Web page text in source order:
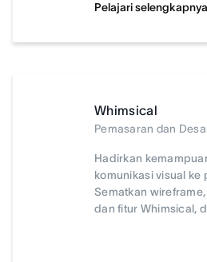
Pelajari selengkapnya
Whimsical
Pemasaran dan
Hadirkan
komunikasi visual ke
Sematkan
dan fitur Whimsical,